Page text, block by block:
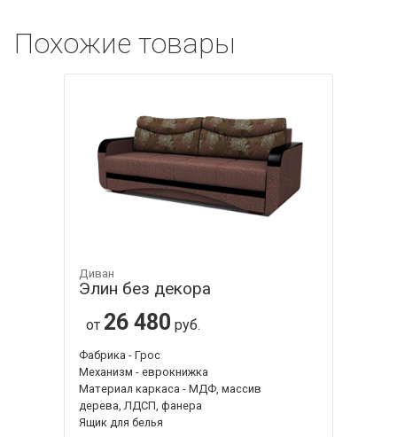
Похожие товары
Диван
Элин без декора
от 26 480 руб.
Фабрика - Грос
Механизм - еврокнижка
Материал каркаса - МДФ, массив
дерева, ЛДСП, фанера
Ящик для белья